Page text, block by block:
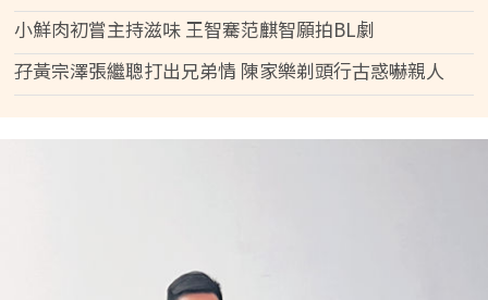
小鮮肉初嘗主持滋味 王智騫范麒智願拍BL劇
孖黃宗澤張繼聰打出兄弟情 陳家樂剃頭行古惑嚇親人